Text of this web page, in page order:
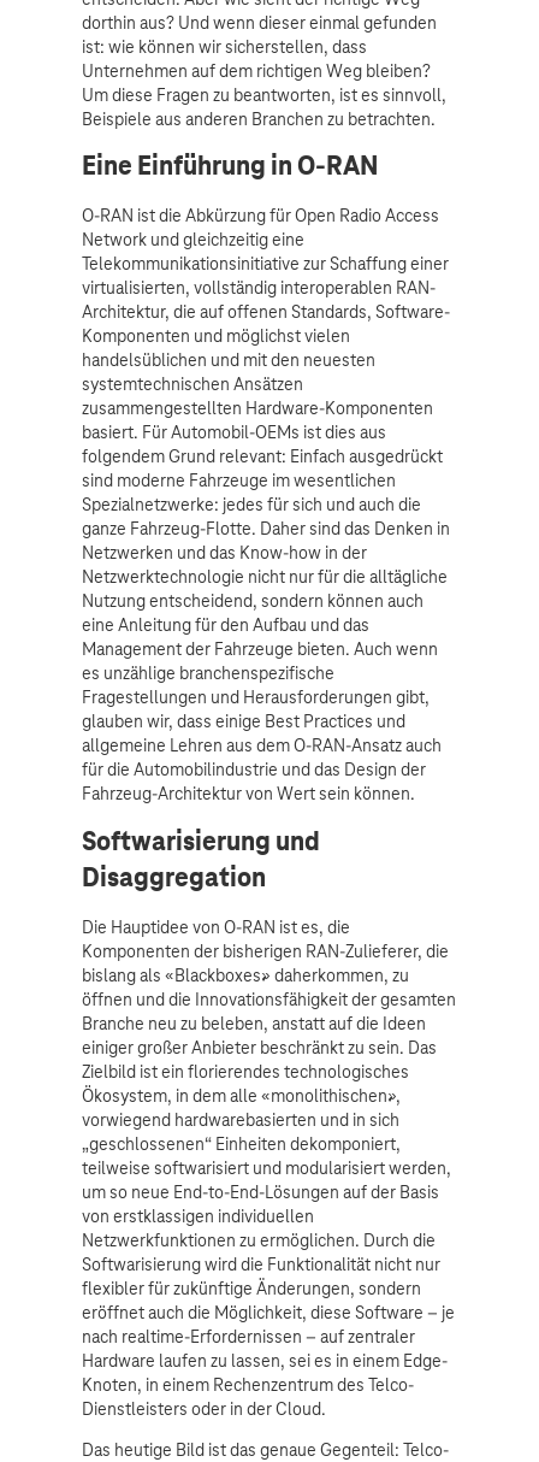
dorthin aus? Und wenn dieser einmal gefunden
ist: wie können wir sicherstellen, dass
Unternehmen auf dem richtigen Weg bleiben?
Um diese Fragen zu beantworten, ist es sinnvoll,
Beispiele aus anderen Branchen zu betrachten.
Eine Einführung in O-RAN
O-RAN ist die Abkürzung für Open Radio Access
Network und gleichzeitig eine
Telekommunikationsinitiative zur Schaffung einer
virtualisierten, vollständig interoperablen RAN-
Architektur, die auf offenen Standards, Software-
Komponenten und möglichst vielen
handelsüblichen und mit den neuesten
systemtechnischen Ansätzen
zusammengestellten Hardware-Komponenten
basiert. Für Automobil-OEMs ist dies aus
folgendem Grund relevant: Einfach ausgedrückt
sind moderne Fahrzeuge im wesentlichen
Spezialnetzwerke: jedes für sich und auch die
ganze Fahrzeug-Flotte. Daher sind das Denken in
Netzwerken und das Know-how in der
Netzwerktechnologie nicht nur für die alltägliche
Nutzung entscheidend, sondern können auch
eine Anleitung für den Aufbau und das
Management der Fahrzeuge bieten. Auch wenn
es unzählige branchenspezifische
Fragestellungen und Herausforderungen gibt,
glauben wir, dass einige Best Practices und
allgemeine Lehren aus dem O-RAN-Ansatz auch
für die Automobilindustrie und das Design der
Fahrzeug-Architektur von Wert sein können.
Softwarisierung und
Disaggregation
Die Hauptidee von O-RAN ist es, die
Komponenten der bisherigen RAN-Zulieferer, die
bislang als «Blackboxes» daherkommen, zu
öffnen und die Innovationsfähigkeit der gesamten
Branche neu zu beleben, anstatt auf die Ideen
einiger großer Anbieter beschränkt zu sein. Das
Zielbild ist ein florierendes technologisches
Ökosystem, in dem alle «monolithischen»,
vorwiegend hardwarebasierten und in sich
„geschlossenen“ Einheiten dekomponiert,
teilweise softwarisiert und modularisiert werden,
um so neue End-to-End-Lösungen auf der Basis
von erstklassigen individuellen
Netzwerkfunktionen zu ermöglichen. Durch die
Softwarisierung wird die Funktionalität nicht nur
flexibler für zukünftige Änderungen, sondern
eröffnet auch die Möglichkeit, diese Software – je
nach realtime-Erfordernissen – auf zentraler
Hardware laufen zu lassen, sei es in einem Edge-
Knoten, in einem Rechenzentrum des Telco-
Dienstleisters oder in der Cloud.
Das heutige Bild ist das genaue Gegenteil: Telco-